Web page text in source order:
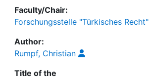
Faculty/Chair:
Forschungsstelle "Türkisches Recht"
Author:
Rumpf, Christian
Title of the